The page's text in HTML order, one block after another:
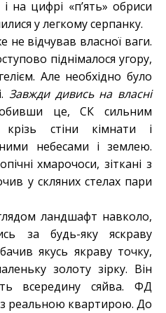
на цифрі «п’ять» обриси
у легкому серпанку.
відчував власної ваги.
піднімалося угору,
Але необхідно було
Завжди дивись на власні
це, СК сильним
стіни кімнати і
небесами і землею.
хмарочоси, зіткані з
у скляних стелах пари
ландшафт навколо,
за будь-яку яскраву
якусь якраву точку,
золоту зірку. Він
всередину сяйва. ФД
реальною квартирою. До